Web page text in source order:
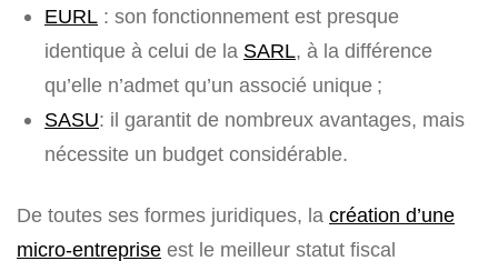
EURL : son fonctionnement est presque
identique à celui de la SARL, à la différence
qu’elle n’admet qu’un associé unique ;
SASU: il garantit de nombreux avantages, mais
nécessite un budget considérable.
De toutes ses formes juridiques, la création d’une
micro-entreprise est le meilleur statut fiscal